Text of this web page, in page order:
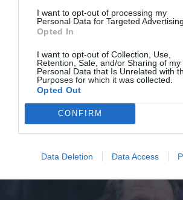
I want to opt-out of processing my
Personal Data for Targeted Advertising.
Opted In
I want to opt-out of Collection, Use,
Retention, Sale, and/or Sharing of my
Personal Data that Is Unrelated with
Purposes for which it was collected.
Opted Out
CONFIRM
Data Deletion Data Access
«νοικιάζουν»μ’ ένα αντίτιμο και
Είναι δεκτός βέβαια ο αντίλογος πως η
εταιρεία. Ότι δεν υπάρχει λόγος να
έσοδο. Ότι σε ένα κλίμα γενικευμένης
μπορούσε να δώσει παράδειγμα
θέλησης
συμφωνήσεις μαζί του στο όνομα ενός